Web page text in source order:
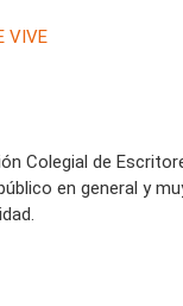
VIVE
Colegial de
en general y